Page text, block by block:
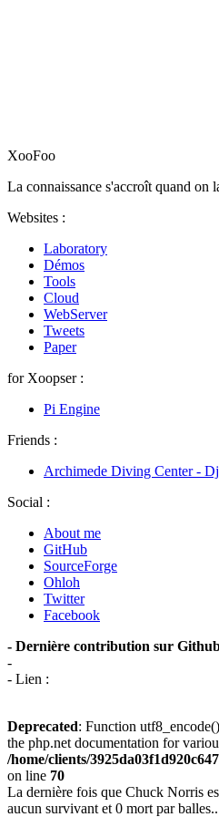
XooFoo
La connaissance s'accroît quand on
Websites :
Laboratory
Démos
Tools
Cloud
WebServer
Tweets
Paper
for Xoopser :
Pi Engine
Friends :
Archimede Diving Center -
Social :
About me
GitHub
SourceForge
Ohloh
Twitter
Facebook
- Dernière contribution sur
-
- Lien :
Deprecated: Function
the php.net documentation for
/home/clients/
on line 70
La dernière fois que Chuck Norris
aucun survivant et 0 mort par